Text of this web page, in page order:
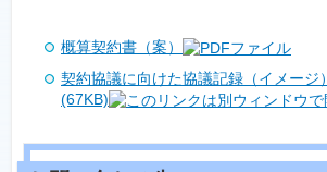
概算契約書（案）
契約協議に向けた協議記録（イメージ）
(67KB)